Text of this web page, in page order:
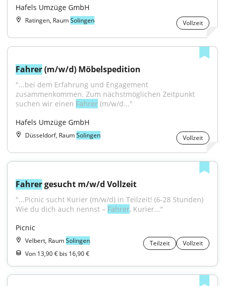
Hafels Umzüge GmbH
Ratingen, RaumSolingen Vollzeit
Fahrer (m/w/d) Möbelspedition
"...bei dem Erfahrung und Engagement
zusammenkommen. Zum nächstmöglichen Zeitpunkt
suchen wir einen Fahrer (m/w/d..."
Hafels Umzüge GmbH
Düsseldorf, RaumSolingen Vollzeit
Fahrer gesucht m/w/d Vollzeit
"...Picnic sucht Kurier (m/w/d) in Teilzeit! (6-28 Stunden)
Wie du dich auch nennst – Fahrer, Kurier..."
Picnic
Velbert, RaumSolingen Teilzeit
Vollzeit
Von 13,90 € bis 16,90 €